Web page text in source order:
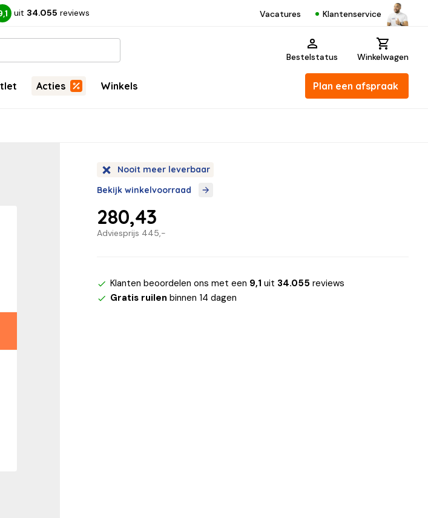
uit 34.055 reviews Vacatures Klantenservice
Bestelstatus Winkelwagen
Acties Winkels Plan een afspraak
Nooit meer leverbaar
Bekijk winkelvoorraad
Adviesprijs 445,-
280,43
Klanten beoordelen ons met een 9,1 uit 34.055 reviews
Gratis ruilen binnen 14 dagen